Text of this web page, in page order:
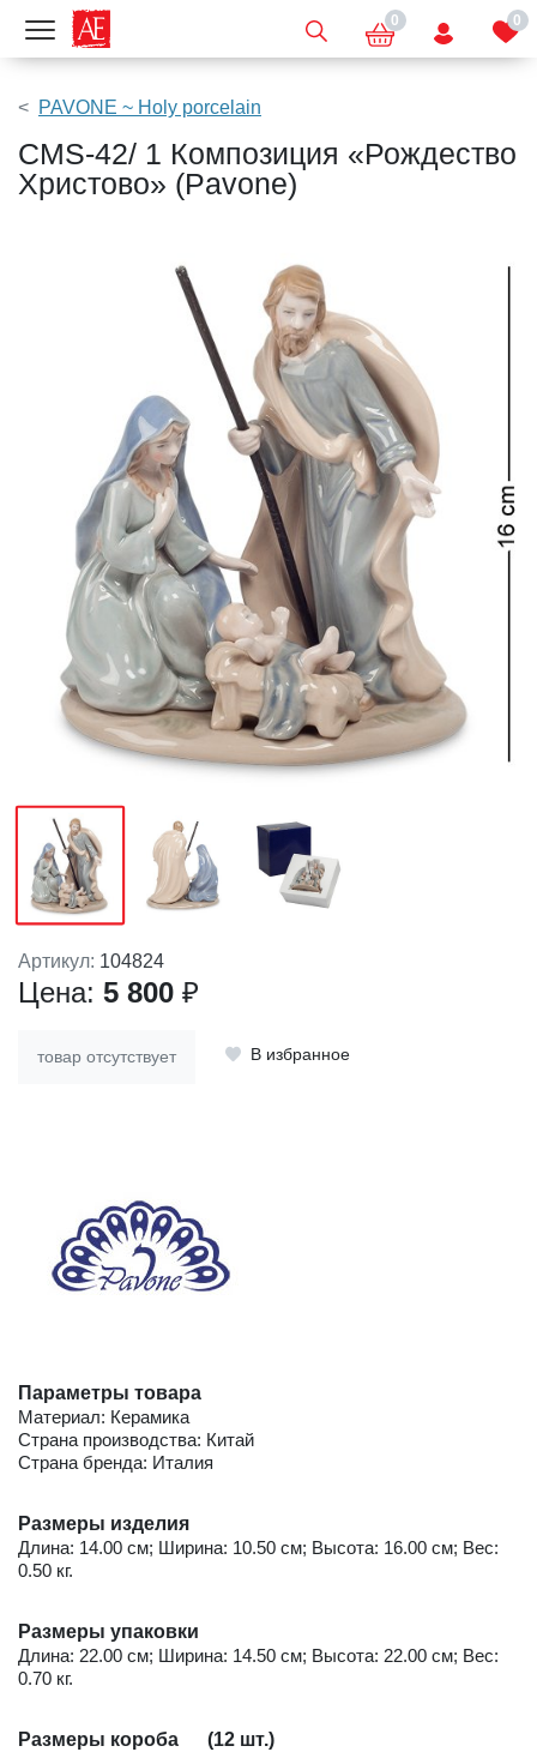
Показать меню 0 0
PAVONE ~ Holy porcelain
CMS-42/ 1 Композиция «Рождество
Христово» (Pavone)
Артикул: 104824
Цена: 5 800 ₽
товар отсутствует В избранное
Параметры товара
Материал: Керамика
Страна производства: Китай
Страна бренда: Италия
Размеры изделия
Длина: 14.00 см; Ширина: 10.50 см; Высота: 16.00 см; Вес:
0.50 кг.
Размеры упаковки
Длина: 22.00 см; Ширина: 14.50 см; Высота: 22.00 см; Вес:
0.70 кг.
Размеры короба (12 шт.)